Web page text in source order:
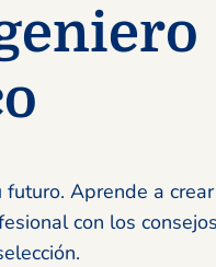
Aprende a
con los